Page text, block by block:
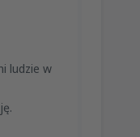
ludzie w